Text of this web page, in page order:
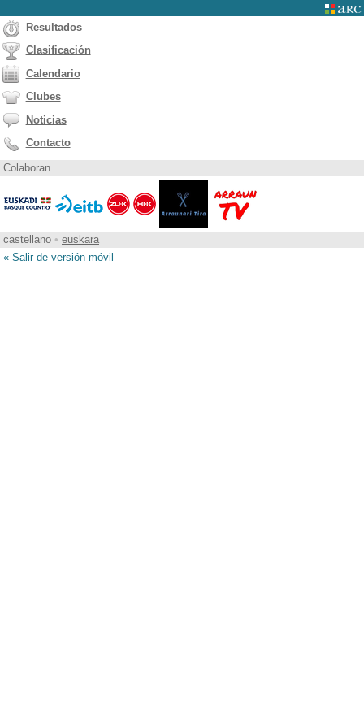
Resultados
Clasificación
Calendario
Clubes
Noticias
Contacto
Colaboran
castellano • euskara
« Salir de versión móvil